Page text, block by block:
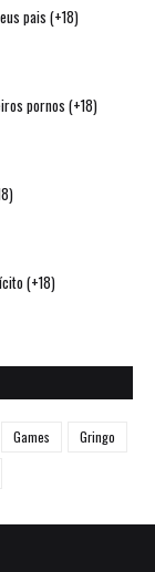
pais (+18)
pornos (+18)
(+18)
Games
Gringo